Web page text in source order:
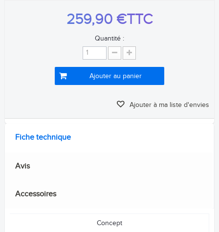
259,90 €TTC
Quantité :
Ajouter au panier
Ajouter à ma liste d'envies
Fiche technique
Avis
Accessoires
Concept